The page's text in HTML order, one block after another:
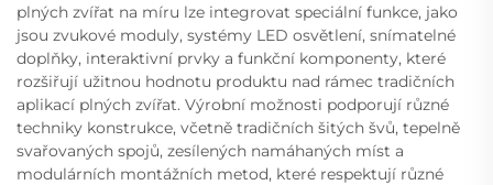
plných zvířat na míru lze integrovat speciální funkce, jako
jsou zvukové moduly, systémy LED osvětlení, snímatelné
doplňky, interaktivní prvky a funkční komponenty, které
rozšiřují užitnou hodnotu produktu nad rámec tradičních
aplikací plných zvířat. Výrobní možnosti podporují různé
techniky konstrukce, včetně tradičních šitých švů, tepelně
svařovaných spojů, zesílených namáhaných míst a
modulárních montážních metod, které respektují různé